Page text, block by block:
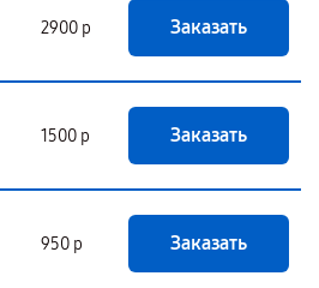
2900 р Заказать
1500 р Заказать
950 р Заказать